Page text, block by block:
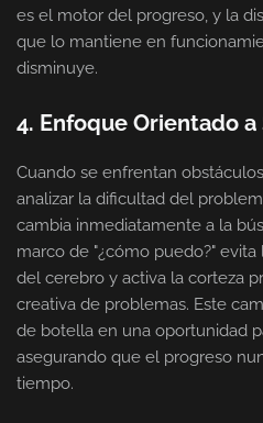
es el motor del progreso, y la
que lo mantiene en
disminuye.
4. Enfoque Orientado
Cuando se enfrentan
analizar la dificultad del
cambia inmediatamente a la
marco de "¿cómo puedo?"
del cerebro y activa la corteza
creativa de problemas. Este
de botella en una oportunidad
asegurando que el progreso
tiempo.